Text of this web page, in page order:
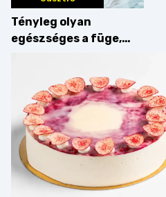
Tényleg olyan
egészséges a füge,